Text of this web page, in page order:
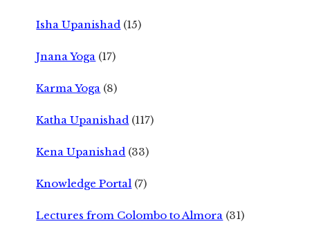
Isha Upanishad (15)
Jnana Yoga (17)
Karma Yoga (8)
Katha Upanishad (117)
Kena Upanishad (33)
Knowledge Portal (7)
Lectures from Colombo to Almora (31)